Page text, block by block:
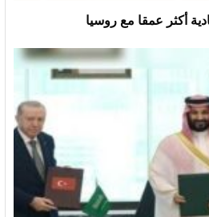
أكثر عمقا مع روسيا